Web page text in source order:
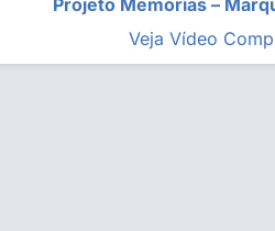
Projeto Memórias –
Veja Vídeo